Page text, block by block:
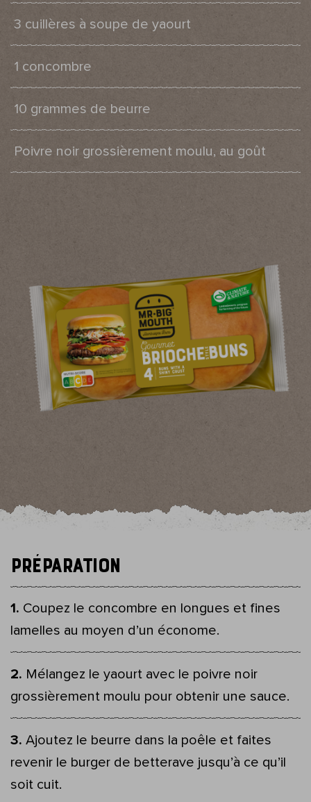
3 cuillères à soupe de yaourt
1 concombre
10 grammes de beurre
Poivre noir grossièrement moulu, au goût
Préparation
Coupez le concombre en longues et fines
lamelles au moyen d’un économe.
Mélangez le yaourt avec le poivre noir
grossièrement moulu pour obtenir une sauce.
Ajoutez le beurre dans la poêle et faites
revenir le burger de betterave jusqu’à ce qu’il
soit cuit.